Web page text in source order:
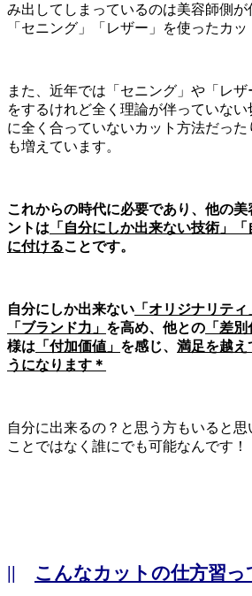
み出してしまっているのは美容師側が
「セニング」「レザー」を使ったカッ
また、近年では「セニング」や「レザ
をするけれど全く理論が伴っていな
に全く合っていないカット方法だっ
も増えています。
これからの時代に必要であり、他の
ントは 「自分にしか出来ない技術」
に付けることです。
自分にしか出来ない 「オリジナリティ
「ブランド力」 を高め、他との 「差別
様は 「付加価値」 を感じ、 満足を越え
うになります＊
自分に出来るの？と思う方もいると
ことではなく誰にでも可能なんです！
|| こんなカットの仕方習っ